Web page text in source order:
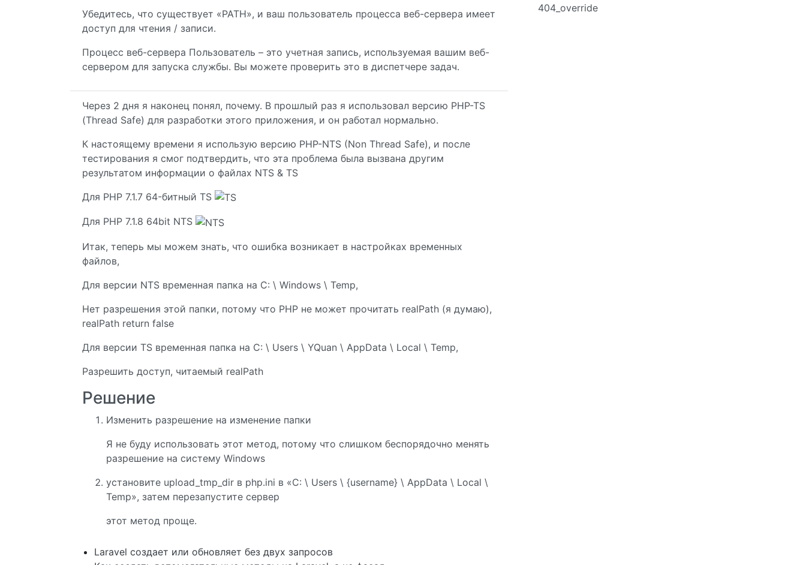
404_override
Убедитесь, что существует «PATH», и ваш пользователь процесса веб-сервера имеет
доступ для чтения / записи.
Процесс веб-сервера Пользователь – это учетная запись, используемая вашим веб-
сервером для запуска службы. Вы можете проверить это в диспетчере задач.
Через 2 дня я наконец понял, почему. В прошлый раз я использовал версию PHP-TS
(Thread Safe) для разработки этого приложения, и он работал нормально.
К настоящему времени я использую версию PHP-NTS (Non Thread Safe), и после
тестирования я смог подтвердить, что эта проблема была вызвана другим
результатом информации о файлах NTS & TS
Для PHP 7.1.7 64-битный TS
Для PHP 7.1.8 64bit NTS
Итак, теперь мы можем знать, что ошибка возникает в настройках временных
файлов,
Для версии NTS временная папка на C: \ Windows \ Temp,
Нет разрешения этой папки, потому что PHP не может прочитать realPath (я думаю),
realPath return false
Для версии TS временная папка на C: \ Users \ YQuan \ AppData \ Local \ Temp,
Разрешить доступ, читаемый realPath
Решение
Изменить разрешение на изменение папки
Я не буду использовать этот метод, потому что слишком беспорядочно менять
разрешение на систему Windows
установите upload_tmp_dir в php.ini в «C: \ Users \ {username} \ AppData \ Local \
Temp», затем перезапустите сервер
этот метод проще.
Laravel создает или обновляет без двух запросов